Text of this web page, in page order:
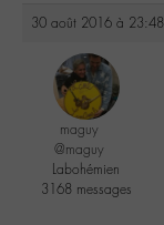
30 août 2016 à 23:48
maguy
@maguy
Labohémien
3168 messages